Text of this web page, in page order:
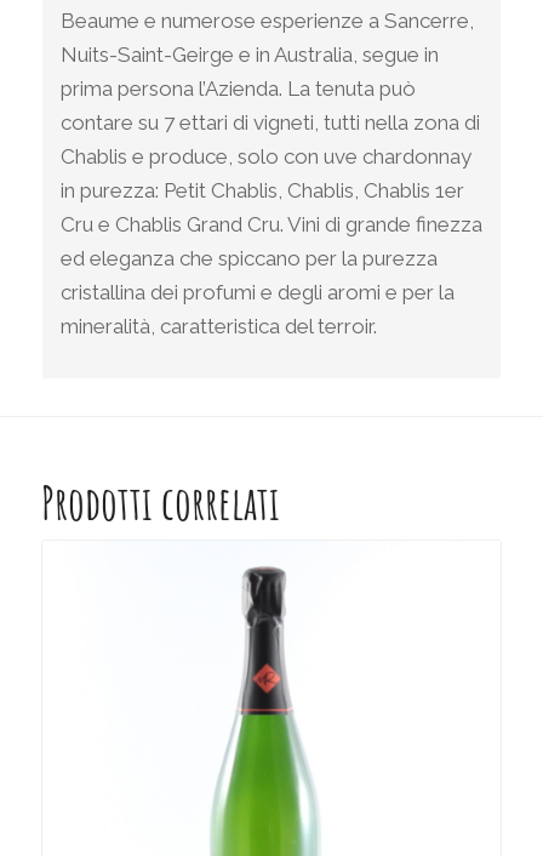
Beaume e numerose esperienze a Sancerre,
Nuits-Saint-Geirge e in Australia, segue in
prima persona l’Azienda. La tenuta può
contare su 7 ettari di vigneti, tutti nella zona di
Chablis e produce, solo con uve chardonnay
in purezza: Petit Chablis, Chablis, Chablis 1er
Cru e Chablis Grand Cru. Vini di grande finezza
ed eleganza che spiccano per la purezza
cristallina dei profumi e degli aromi e per la
mineralità, caratteristica del terroir.
Prodotti correlati